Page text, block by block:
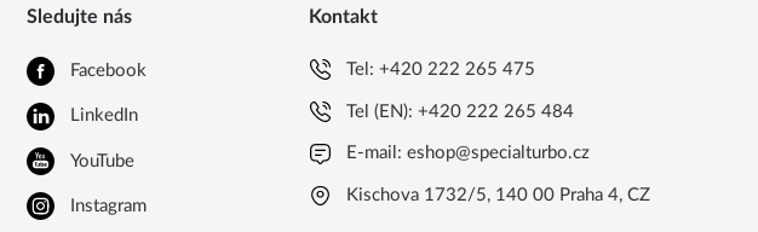
Sledujte nás
Facebook
LinkedIn
YouTube
Instagram
Kontakt
Tel:+420 222 265 475
Tel (EN):+420 222 265 484
E-mail:eshop@specialturbo.cz
Kischova 1732/5, 140 00 Praha 4, CZ